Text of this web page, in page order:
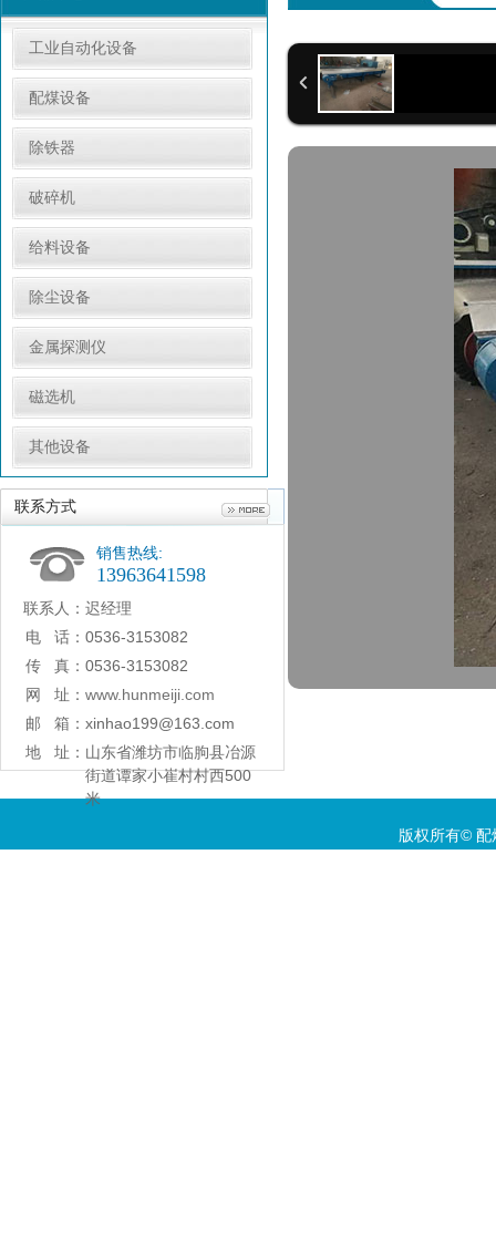
工业自动化设备
配煤设备
除铁器
破碎机
给料设备
除尘设备
金属探测仪
磁选机
其他设备
联系方式
销售热线:
13963641598
联系人： 迟经理
电 话： 0536-3153082
传 真： 0536-3153082
网 址： www.hunmeiji.com
邮 箱： xinhao199@163.com
地 址： 山东省潍坊市临朐县冶源
街道谭家小崔村村西500
米
版权所有©配